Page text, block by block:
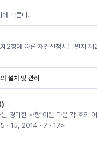
에 따른다.
제2항에 따른 재결신청서는 별지 제
설치 및 관리
)
경미한 사항"이란 다음 각 호의
5ㆍ15, 2014ㆍ7ㆍ17>